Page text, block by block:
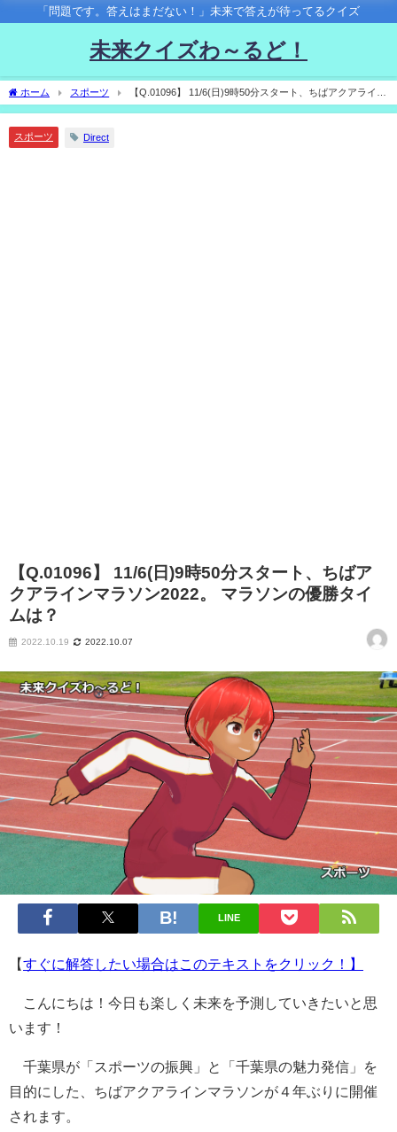
「問題です。答えはまだない！」未来で答えが待ってるクイズ
未来クイズわ～るど！
ホーム スポーツ
【Q.01096】 11/6(日)9時50分スタート、ちばアクアライン
マラソン2022。 マラソンの優勝タイムは？
スポーツ Direct
【Q.01096】 11/6(日)9時50分スタート、ちばア
クアラインマラソン2022。 マラソンの優勝タイ
ムは？
2022.10.19 2022.10.07
LINE
【すぐに解答したい場合はこのテキストをクリック！】
こんにちは！今日も楽しく未来を予測していきたいと思
います！
千葉県が「スポーツの振興」と「千葉県の魅力発信」を
目的にした、ちばアクアラインマラソンが４年ぶりに開催
されます。